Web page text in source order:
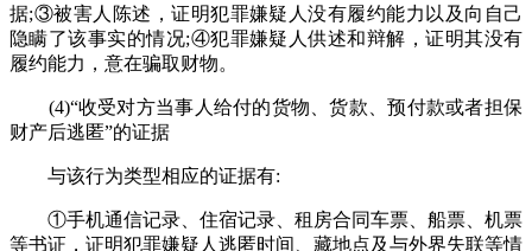
据;③被害人陈述，证明犯罪嫌疑人没有履约能力以及向自己
隐瞒了该事实的情况;④犯罪嫌疑人供述和辩解，证明其没有
履约能力，意在骗取财物。
(4)“收受对方当事人给付的货物、货款、预付款或者担保
财产后逃匿”的证据
与该行为类型相应的证据有:
①手机通信记录、住宿记录、租房合同车票、船票、机票
等书证，证明犯罪嫌疑人逃匿时间、藏地点及与外界失联等情